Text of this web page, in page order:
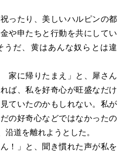
ったり、美しいハルピンの都
や申たちと行動を共にしてい
うだ、黄はあんな奴らとは違
家に帰りたまえ」と、犀さん
ば、私を好奇心が旺盛なだけ
ていたのかもしれない。私が
の好奇心などではなかったの
沿道を離れようとした。
！」と、聞き慣れた声が私を